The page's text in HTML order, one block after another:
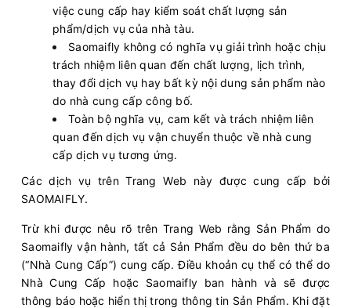
việc cung cấp hay kiểm soát chất lượng sản
phẩm/dịch vụ của nhà tàu.
Saomaifly không có nghĩa vụ giải trình hoặc chịu
trách nhiệm liên quan đến chất lượng, lịch trình,
thay đổi dịch vụ hay bất kỳ nội dung sản phẩm nào
do nhà cung cấp công bố.
Toàn bộ nghĩa vụ, cam kết và trách nhiệm liên
quan đến dịch vụ vận chuyển thuộc về nhà cung
cấp dịch vụ tương ứng.
Các dịch vụ trên Trang Web này được cung cấp bởi
SAOMAIFLY.
Trừ khi được nêu rõ trên Trang Web rằng Sản Phẩm do
Saomaifly vận hành, tất cả Sản Phẩm đều do bên thứ ba
(“Nhà Cung Cấp”) cung cấp. Điều khoản cụ thể có thể do
Nhà Cung Cấp hoặc Saomaifly ban hành và sẽ được
thông báo hoặc hiển thị trong thông tin Sản Phẩm. Khi đặt